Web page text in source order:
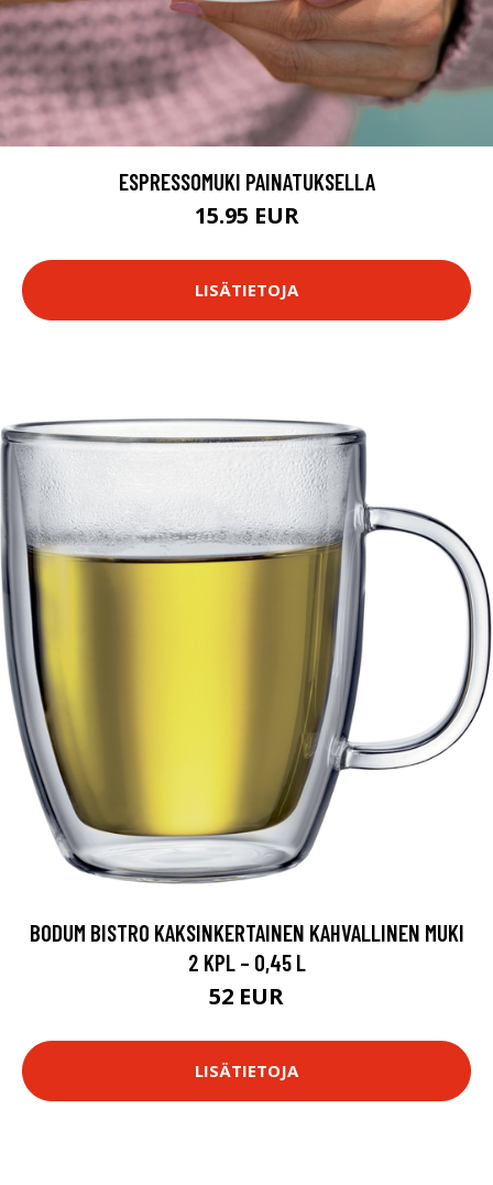
ESPRESSOMUKI PAINATUKSELLA
15.95 EUR
LISÄTIETOJA
BODUM BISTRO KAKSINKERTAINEN KAHVALLINEN MUKI
2 KPL – 0,45 L
52 EUR
LISÄTIETOJA